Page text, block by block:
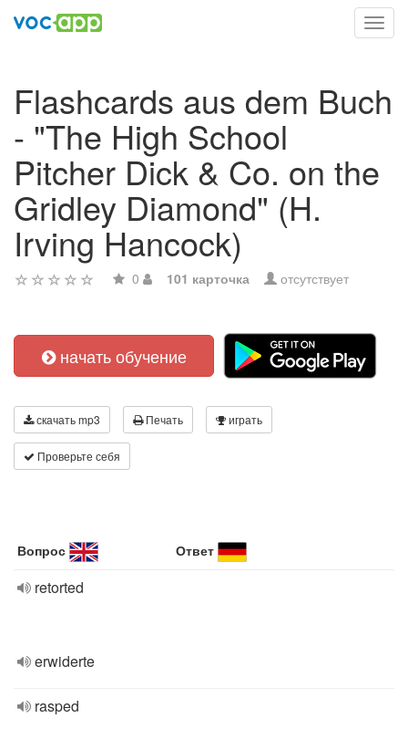
Flashcards aus dem Buch
- "The High School
Pitcher Dick & Co. on the
Gridley Diamond" (H.
Irving Hancock)
0 101 карточка отсутствует
начать обучение
скачать mp3 Печать играть
Проверьте себя
Вопрос Ответ
retorted
erwiderte
rasped